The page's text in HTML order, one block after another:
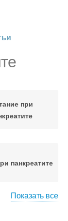
при
панкреатите
обострении
Показать все